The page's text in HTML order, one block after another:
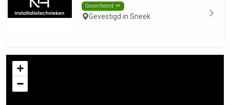
Geverifieerd
Gevestigd in Sneek
+
−